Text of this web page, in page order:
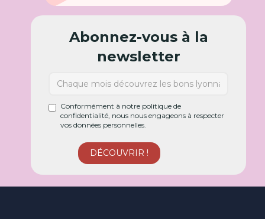
Abonnez-vous à la
newsletter
Conformément à notre politique de
confidentialité, nous nous engageons à respecter
vos données personnelles.